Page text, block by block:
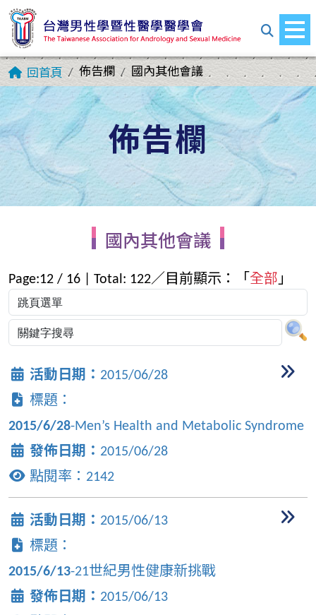
回首頁 佈告欄 國內其他會議
佈告欄
國內其他會議
Page:12 / 16 | Total: 122／目前顯示：「 全部」
活動日期： 2015/06/28
標題：
2015/6/28-Men’s Health and Metabolic Syndrome
發佈日期： 2015/06/28
點閱率： 2142
活動日期： 2015/06/13
標題：
2015/6/13-21世紀男性健康新挑戰
發佈日期： 2015/06/13